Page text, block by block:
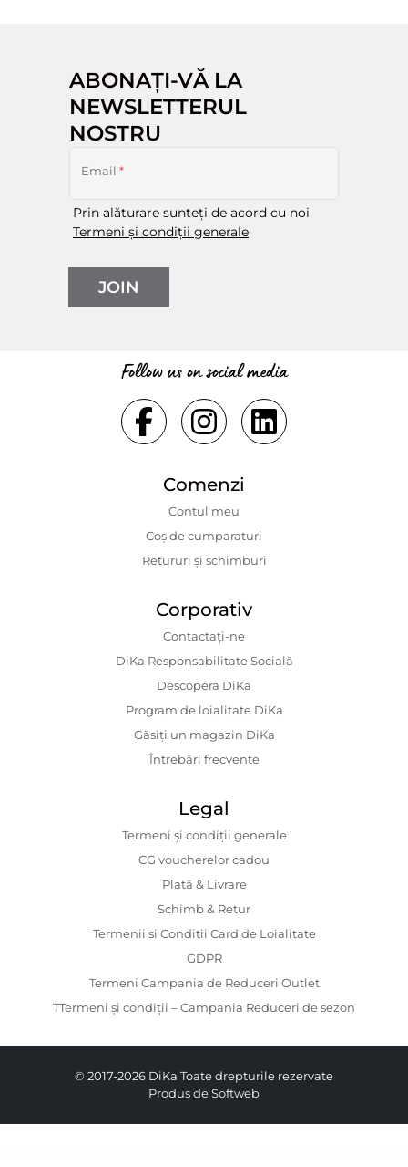
ABONAȚI-VĂ LA
NEWSLETTERUL
NOSTRU
Email *
Prin alăturare sunteți de acord cu noi
Termeni și condiții generale
JOIN
Follow us on social media
Comenzi
Contul meu
Coș de cumparaturi
Retururi și schimburi
Corporativ
Contactaţi-ne
DiKa Responsabilitate Socială
Descopera DiKa
Program de loialitate DiKa
Găsiți un magazin DiKa
Întrebări frecvente
Legal
Termeni și condiții generale
CG voucherelor cadou
Plată & Livrare
Schimb & Retur
Termenii si Conditii Card de Loialitate
GDPR
Termeni Campania de Reduceri Outlet
TTermeni și condiții – Campania Reduceri de sezon
© 2017-2026 DiKa Toate drepturile rezervate
Produs de Softweb